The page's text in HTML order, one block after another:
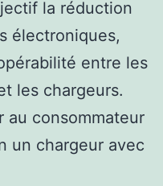
la réduction
électroniques,
entre les
les chargeurs.
au consommateur
un chargeur avec